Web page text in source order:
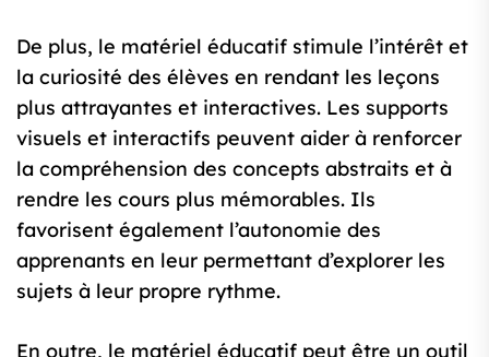
De plus, le matériel éducatif stimule l’intérêt et
la curiosité des élèves en rendant les leçons
plus attrayantes et interactives. Les supports
visuels et interactifs peuvent aider à renforcer
la compréhension des concepts abstraits et à
rendre les cours plus mémorables. Ils
favorisent également l’autonomie des
apprenants en leur permettant d’explorer les
sujets à leur propre rythme.
En outre, le matériel éducatif peut être un outil